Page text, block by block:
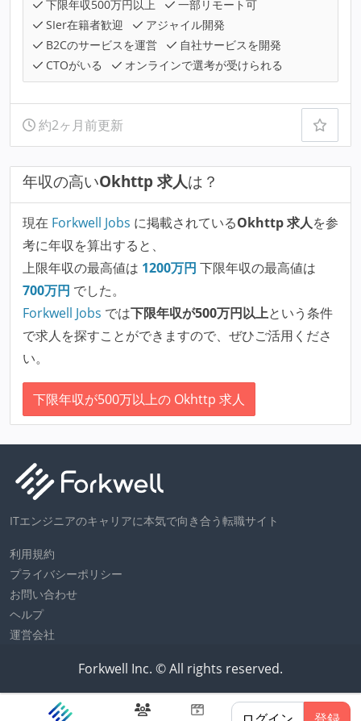
下限年収500万円以上
一部リモート可
SIer在籍者歓迎
アジャイル開発
B2Cのサービスを運営
自社サービスを開発
CTOがいる
オンラインで選考が受けられる
約2ヶ月前更新
年収の高いOkhttp 求人は？
現在 Forkwell Jobs に掲載されているOkhttp 求人を参
考に年収を算出すると、
上限年収の最高値は 1200万円 下限年収の最高値は
700万円 でした。
Forkwell Jobs では下限年収が500万円以上という条件
で求人を探すことができますので、ぜひご活用くださ
い。
下限年収が500万以上の Okhttp 求人
ITエンジニアのキャリアに本気で向き合う転職サイト
利用規約
プライバシーポリシー
お問い合わせ
ヘルプ
運営会社
Forkwell Inc. © All rights reserved.